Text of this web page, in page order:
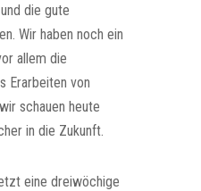
die gute
Wir haben noch ein
allem die
Erarbeiten von
schauen heute
in die Zukunft.
eine dreiwöchige